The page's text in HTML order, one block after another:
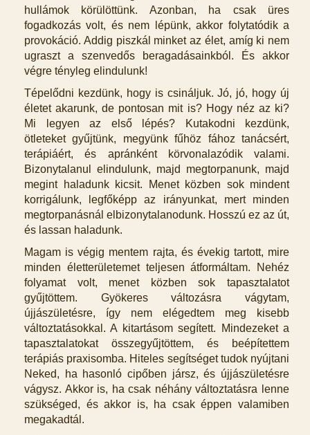
hullámok körülöttünk. Azonban, ha csak üres
fogadkozás volt, és nem lépünk, akkor folytatódik a
provokáció. Addig piszkál minket az élet, amíg ki nem
ugraszt a szenvedős beragadásainkból. És akkor
végre tényleg elindulunk!
Tépelődni kezdünk, hogy is csináljuk. Jó, jó, hogy új
életet akarunk, de pontosan mit is? Hogy néz az ki?
Mi legyen az első lépés? Kutakodni kezdünk,
ötleteket gyűjtünk, megyünk fűhöz fához tanácsért,
terápiáért, és apránként körvonalazódik valami.
Bizonytalanul elindulunk, majd megtorpanunk, majd
megint haladunk kicsit. Menet közben sok mindent
korrigálunk, legfőképp az irányunkat, mert minden
megtorpanásnál elbizonytalanodunk. Hosszú ez az út,
és lassan haladunk.
Magam is végig mentem rajta, és évekig tartott, mire
minden életterületemet teljesen átformáltam. Nehéz
folyamat volt, menet közben sok tapasztalatot
gyűjtöttem. Gyökeres változásra vágytam,
újjászületésre, így nem elégedtem meg kisebb
változtatásokkal. A kitartásom segített. Mindezeket a
tapasztalatokat összegyűjtöttem, és beépítettem
terápiás praxisomba. Hiteles segítséget tudok nyújtani
Neked, ha hasonló cipőben jársz, és újjászületésre
vágysz. Akkor is, ha csak néhány változtatásra lenne
szükséged, és akkor is, ha csak éppen valamiben
megakadtál.